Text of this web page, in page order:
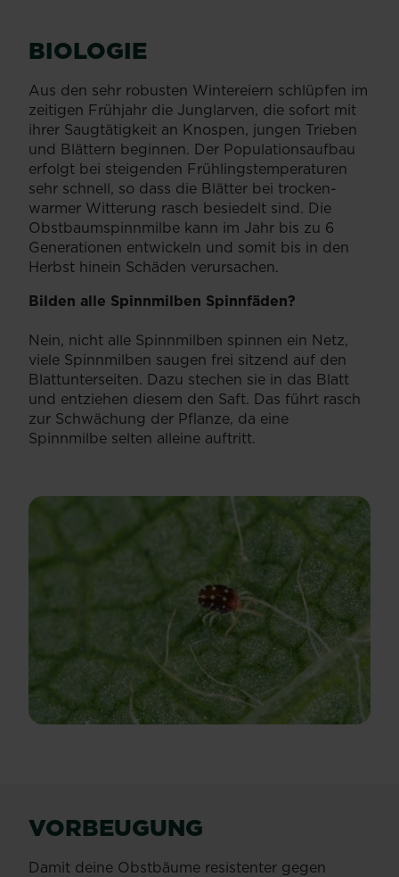
BIOLOGIE
Aus den sehr robusten Wintereiern schlüpfen im
zeitigen Frühjahr die Junglarven, die sofort mit
ihrer Saugtätigkeit an Knospen, jungen Trieben
und Blättern beginnen. Der Populationsaufbau
erfolgt bei steigenden Frühlingstemperaturen
sehr schnell, so dass die Blätter bei trocken-
warmer Witterung rasch besiedelt sind. Die
Obstbaumspinnmilbe kann im Jahr bis zu 6
Generationen entwickeln und somit bis in den
Herbst hinein Schäden verursachen.
Bilden alle Spinnmilben Spinnfäden?
Nein, nicht alle Spinnmilben spinnen ein Netz,
viele Spinnmilben saugen frei sitzend auf den
Blattunterseiten. Dazu stechen sie in das Blatt
und entziehen diesem den Saft. Das führt rasch
zur Schwächung der Pflanze, da eine
Spinnmilbe selten alleine auftritt.
VORBEUGUNG
Damit deine Obstbäume resistenter gegen